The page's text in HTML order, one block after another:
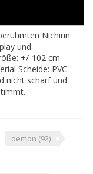
Nichirin
und
+/-102 cm -
Scheide: PVC
nicht scharf und
demon (92)